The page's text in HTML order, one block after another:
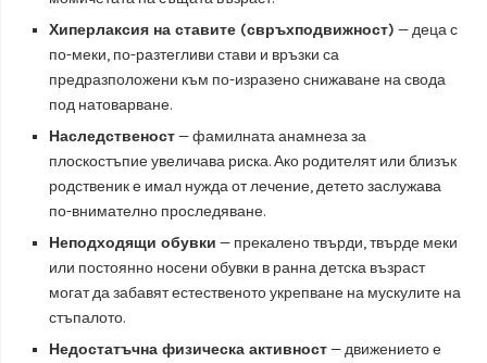
Хиперлаксия на ставите (свръхподвижност) — деца с
по-меки, по-разтегливи стави и връзки са
предразположени към по-изразено снижаване на свода
под натоварване.
Наследственост— фамилната анамнеза за
плоскостъпие увеличава риска. Ако родителят или близък
родственик е имал нужда от лечение, детето заслужава
по-внимателно проследяване.
Неподходящи обувки — прекалено твърди, твърде меки
или постоянно носени обувки в ранна детска възраст
могат да забавят естественото укрепване на мускулите на
стъпалото.
Недостатъчна физическа активност— движението е